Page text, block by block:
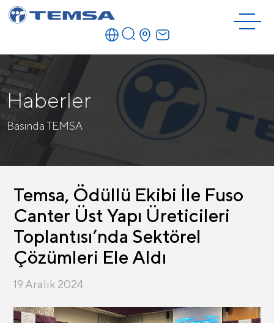
Haberler
Basında TEMSA
Temsa, Ödüllü Ekibi İle Fuso
Canter Üst Yapı Üreticileri
Toplantısı’nda Sektörel
Çözümleri Ele Aldı
19 Aralık 2024